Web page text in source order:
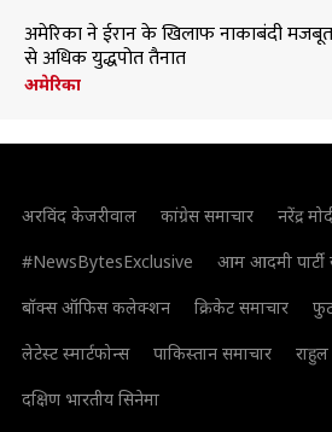
अमेरिका ने ईरान के खिलाफ नाकाबंदी
से अधिक युद्धपोत तैनात
अमेरिका
अरविंद केजरीवाल कांग्रेस समाचार नरेंद्र
#NewsBytesExclusive
आम आदमी पार्टी
बॉक्स ऑफिस कलेक्शन
क्रिकेट समाचार
लेटेस्ट स्मार्टफोन्स
पाकिस्तान समाचार राहुल
दक्षिण भारतीय सिनेमा